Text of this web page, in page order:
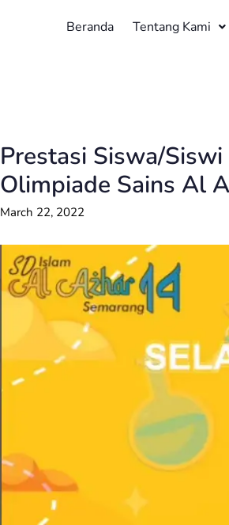
Beranda Tentang Kami
Prestasi Siswa/
Olimpiade Sains Al
March 22, 2022